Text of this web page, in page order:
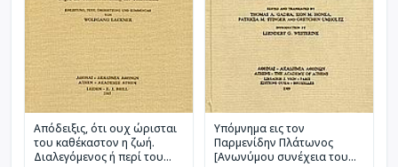
Απόδειξις, ότι ουχ ώρισται
του καθέκαστον η ζωή.
Διαλεγόμενος ή περί του
Υπόμνημα εις τον
Παρμενίδην Πλάτωνος
[Ανωνύμου συνέχεια του